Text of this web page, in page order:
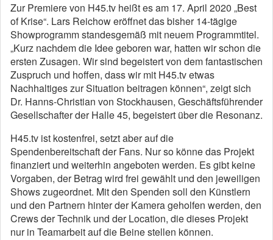
Zur Premiere von H45.tv heißt es am 17. April 2020 „Best
of Krise“. Lars Reichow eröffnet das bisher 14-tägige
Showprogramm standesgemäß mit neuem Programmtitel.
„Kurz nachdem die Idee geboren war, hatten wir schon die
ersten Zusagen. Wir sind begeistert von dem fantastischen
Zuspruch und hoffen, dass wir mit H45.tv etwas
Nachhaltiges zur Situation beitragen können“, zeigt sich
Dr. Hanns-Christian von Stockhausen, Geschäftsführender
Gesellschafter der Halle 45, begeistert über die Resonanz.
H45.tv ist kostenfrei, setzt aber auf die
Spendenbereitschaft der Fans. Nur so könne das Projekt
finanziert und weiterhin angeboten werden. Es gibt keine
Vorgaben, der Betrag wird frei gewählt und den jeweiligen
Shows zugeordnet. Mit den Spenden soll den Künstlern
und den Partnern hinter der Kamera geholfen werden, den
Crews der Technik und der Location, die dieses Projekt
nur in Teamarbeit auf die Beine stellen können.